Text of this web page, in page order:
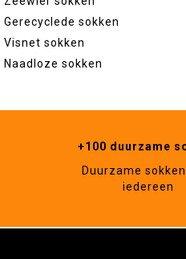
Gerecyclede sokken
Visnet sokken
Naadloze sokken
+100 duurzame
Duurzame
iedereen